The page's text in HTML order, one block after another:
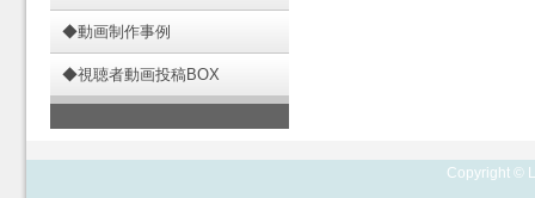
◆動画制作事例
◆視聴者動画投稿BOX
Copyright ©